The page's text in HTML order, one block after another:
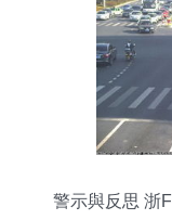
警示與反思 浙